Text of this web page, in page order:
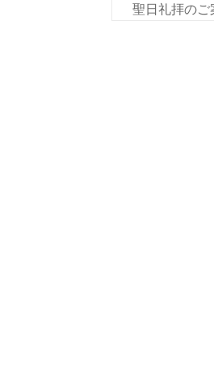
聖日礼拝の